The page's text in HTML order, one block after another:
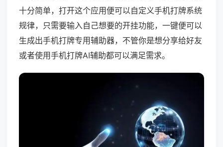
十分简单，打开这个应用便可以自定义手机打牌系统
规律，只需要输入自己想要的开挂功能，一键便可以
生成出手机打牌专用辅助器，不管你是想分享给好友
或者使用手机打牌AI辅助都可以满足需求。